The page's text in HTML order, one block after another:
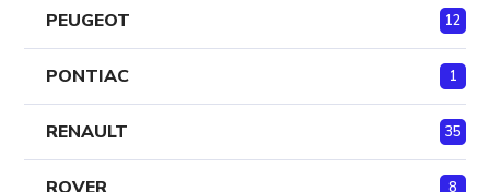
PEUGEOT 12
PONTIAC 1
RENAULT 35
8